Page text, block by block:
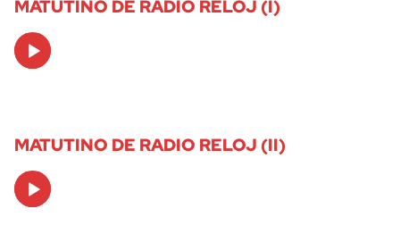
MATUTINO DE RADIO RELOJ (I)
Audio
Player
MATUTINO DE RADIO RELOJ (II)
Audio
Player